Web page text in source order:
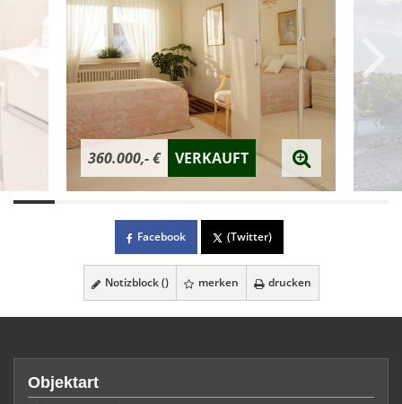
360.000,- € VERKAUFT
Facebook (Twitter)
Notizblock () merken drucken
Objektart